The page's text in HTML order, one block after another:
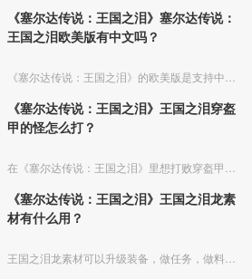
《塞尔达传说：王国之泪》塞尔达传说：
王国之泪欧美版有中文吗？
《塞尔达传说：王国之泪》的欧美版是支持中文的，美版游戏包含了简体中文和繁体中文两种。《王国之泪》是全区游戏，除了实体盒子封面有所不同，游戏内容都是一样的，任意版本都支持中文。
《塞尔达传说：王国之泪》王国之泪穿盔
甲的怪怎么打？
在《塞尔达传说：王国之泪》里想打败穿盔甲的怪要先击破怪物身上盔甲，建议使用钝器武器击打或者炸弹花炸掉盔甲，等盔甲脱落后就可以像击杀普通怪物一样打倒他。详细介绍如下：
《塞尔达传说：王国之泪》王国之泪龙素
材有什么用？
王国之泪龙素材可以升级装备，做任务，做料理，余料建造，卖钱，升级鬼神套要三种龙的四个材料各一个，三个大剑香蕉加上雷龙角可以做30分钟的三攻药，雷龙角一个卖300，龙的爪子可以去三个